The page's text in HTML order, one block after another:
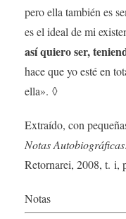
pero ella también es
es el ideal de mi
así quiero ser,
hace que yo esté en
ella». ◊
Extraído, con
Notas Autobiográficas
Retornarei, 2008, t. i,
Notas